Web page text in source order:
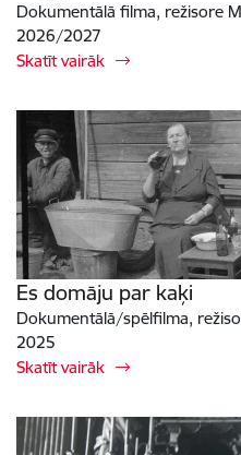
Dokumentālā filma, režisore
2026/2027
Skatīt vairāk
Es domāju par kaķi
Dokumentālā/spēlfilma,
2025
Skatīt vairāk